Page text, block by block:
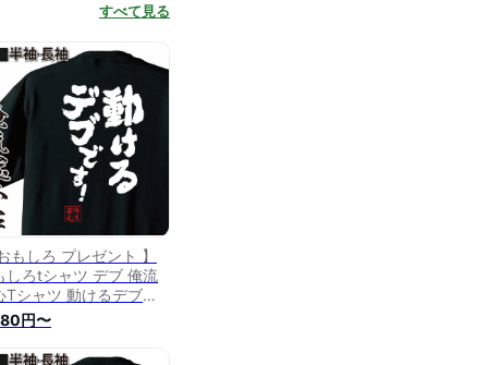
すべて見る
もしろ プレゼント 】
しろtシャツ デブ 俺流
Tシャツ 動けるデブで
【 メッセージtシャツ
tシャツ プレゼント ふ
tシャツ 二次会 景品 長
円〜